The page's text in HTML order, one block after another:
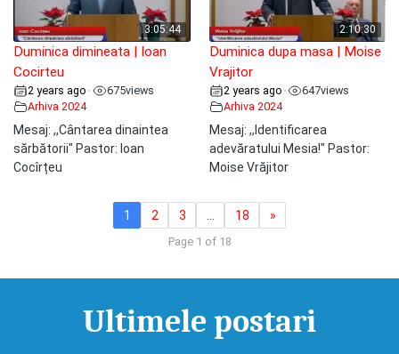
3:05:44
Duminica dimineata | Ioan
Cocirteu
2 years ago • 675views
Arhiva 2024
Mesaj: ,,Cântarea dinaintea
sărbătorii" Pastor: Ioan
Cocîrțeu
2:10:30
Duminica dupa masa | Moise
Vrajitor
2 years ago • 647views
Arhiva 2024
Mesaj: ,,Identificarea
adevăratului Mesia!" Pastor:
Moise Vrăjitor
1 2 3 18 »
Page 1 of 18
Ultimele postari